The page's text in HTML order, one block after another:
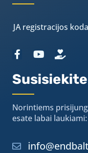
JA registracijos
Norintiems
esate labai laukiami: